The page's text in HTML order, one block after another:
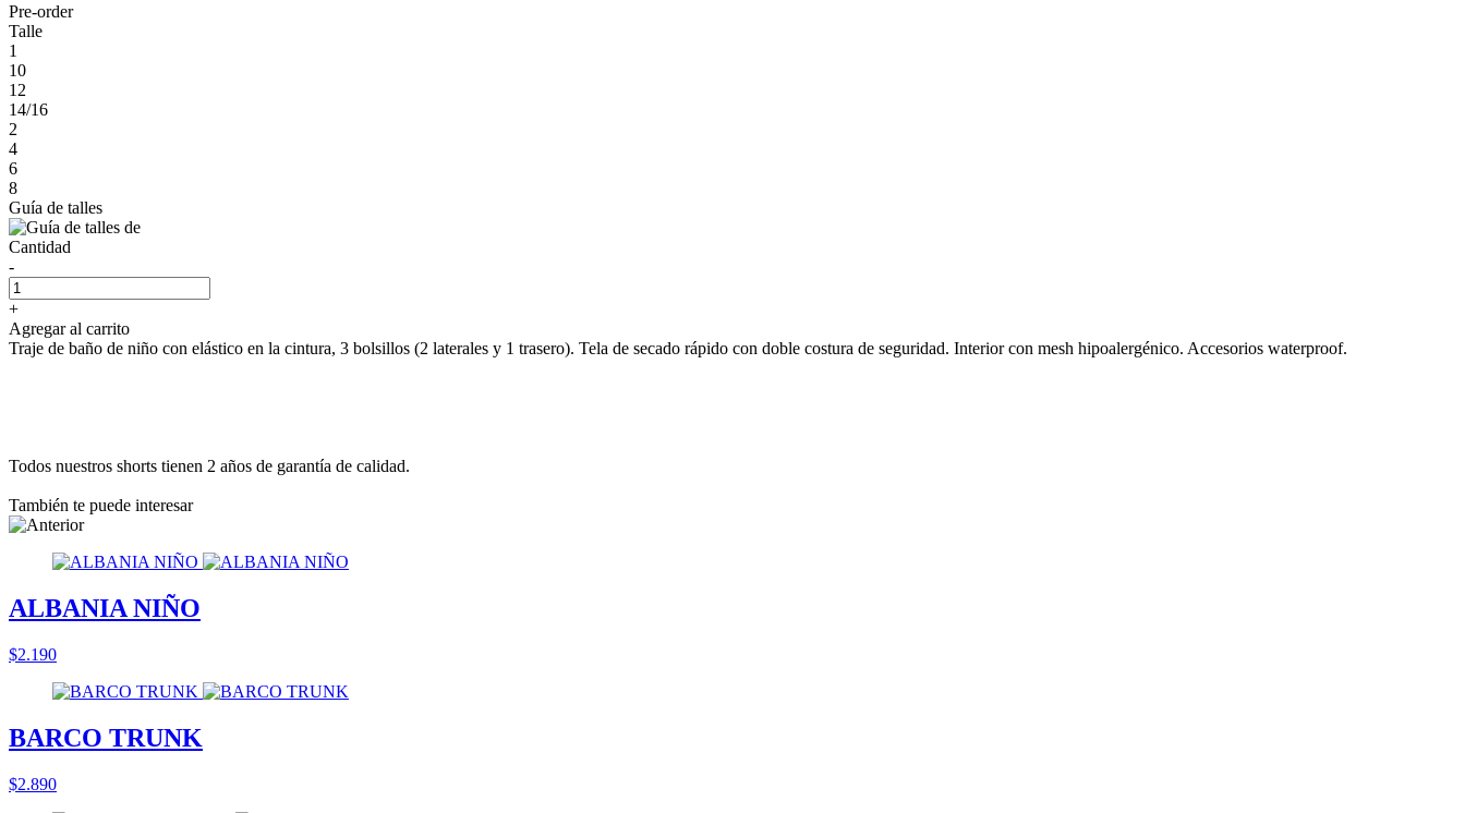
Pre-order
Talle
1
10
12
14/16
2
4
6
8
Guía de talles
Cantidad
-
+
Agregar al carrito
Traje de baño de niño con elástico en la cintura, 3 bolsillos (2 laterales y 1 trasero). Tela de secado rápido con doble costura de seguridad. Interior con mesh hipoalergénico. Accesorios waterproof.
Todos nuestros shorts tienen 2 años de garantía de calidad.
También te puede interesar
ALBANIA NIÑO
$2.190
BARCO TRUNK
$2.890